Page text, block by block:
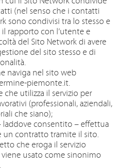
(nel senso che i contatti
sono condivisi tra lo stesso e
rapporto con l’utente e
del Sito Network di avere
del sito stesso e di
naviga nel sito web
piemonte.it.
che utilizza il servizio per
(professionali, aziendali,
che siano);
laddove consentito – effettua
un contratto tramite il sito.
che eroga il servizio
usato come sinonimo